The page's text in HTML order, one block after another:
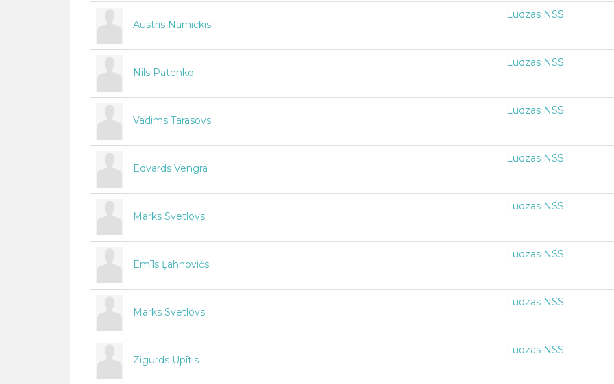
Austris Narnickis
Ludzas NSS
Nils Patenko
Ludzas NSS
Vadims Tarasovs
Ludzas NSS
Edvards Vengra
Ludzas NSS
Marks Svetlovs
Ludzas NSS
Emīls Ļahnovičs
Ludzas NSS
Marks Svetlovs
Ludzas NSS
Zigurds Upītis
Ludzas NSS